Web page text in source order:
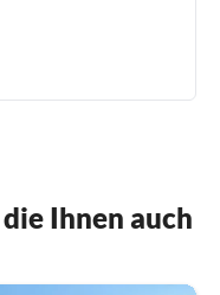
Ihnen auch